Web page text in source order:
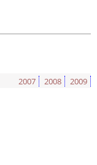
2007 2008 2009